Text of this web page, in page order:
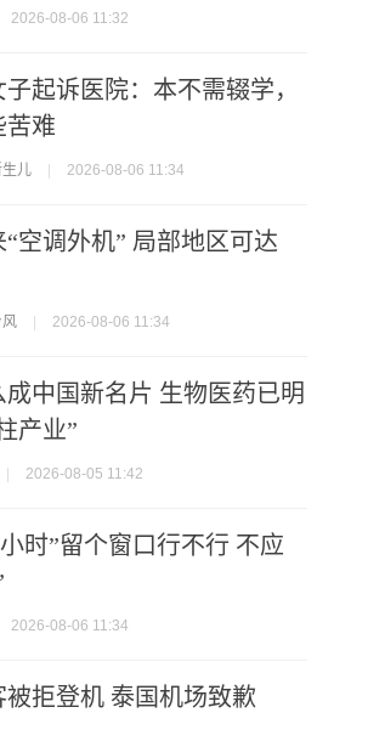
2026-08-06 11:32
起诉医院：本不需辍学，
苦难
儿 2026-08-06 11:34
空调外机” 局部地区可达
风 2026-08-06 11:34
中国新名片 生物医药已明
产业”
2026-08-05 11:42
时”留个窗口行不行 不应
2026-08-06 11:34
被拒登机 泰国机场致歉